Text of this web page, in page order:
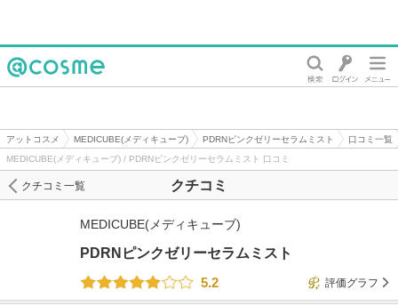
アットコスメ MEDICUBE(メディキューブ) PDRNピンクゼリーセラムミスト
口コミ一覧
MEDICUBE(メディキューブ) / PDRNピンクゼリーセラムミスト 口コミ
クチコミ
クチコミ一覧
MEDICUBE(メディキューブ)
PDRNピンクゼリーセラムミスト
5.2
評価グラフ